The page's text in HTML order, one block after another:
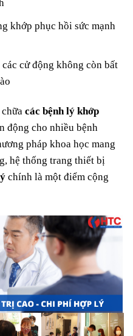
khớp phục hồi sức mạnh
cử động không còn bất
các bệnh lý khớp
động cho nhiều bệnh
pháp khoa học mang
hệ thống trang thiết bị
chính là một điểm cộng